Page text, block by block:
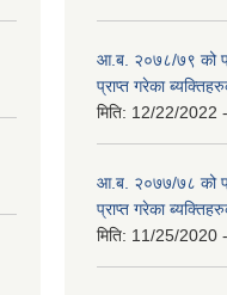
आ.ब. २०७८/७९ को
प्राप्त गरेका
मिति: 12/22/2022
आ.ब. २०७७/७८ को
प्राप्त गरेका
मिति: 11/25/2020